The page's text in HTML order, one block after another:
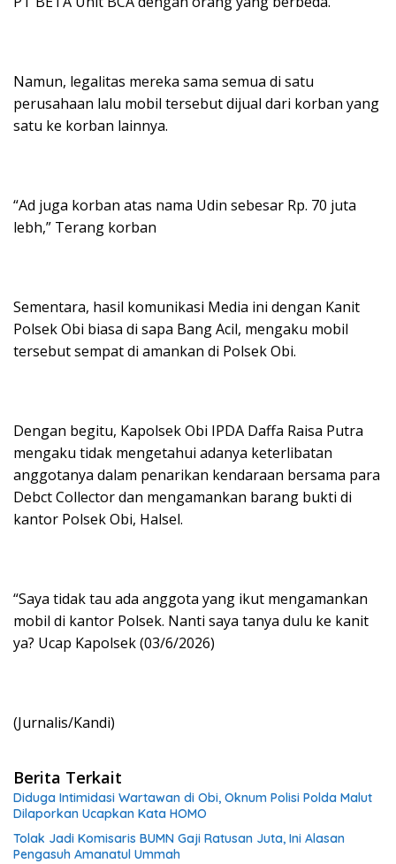
Namun, legalitas mereka sama semua di satu
perusahaan lalu mobil tersebut dijual dari korban yang
satu ke korban lainnya.
“Ad juga korban atas nama Udin sebesar Rp. 70 juta
lebh,” Terang korban
Sementara, hasil komunikasi Media ini dengan Kanit
Polsek Obi biasa di sapa Bang Acil, mengaku mobil
tersebut sempat di amankan di Polsek Obi.
Dengan begitu, Kapolsek Obi IPDA Daffa Raisa Putra
mengaku tidak mengetahui adanya keterlibatan
anggotanya dalam penarikan kendaraan bersama para
Debct Collector dan mengamankan barang bukti di
kantor Polsek Obi, Halsel.
“Saya tidak tau ada anggota yang ikut mengamankan
mobil di kantor Polsek. Nanti saya tanya dulu ke kanit
ya? Ucap Kapolsek (03/6/2026)
(Jurnalis/Kandi)
Berita Terkait
Diduga Intimidasi Wartawan di Obi, Oknum Polisi Polda Malut
Dilaporkan Ucapkan Kata HOMO
Tolak Jadi Komisaris BUMN Gaji Ratusan Juta, Ini Alasan
Pengasuh Amanatul Ummah